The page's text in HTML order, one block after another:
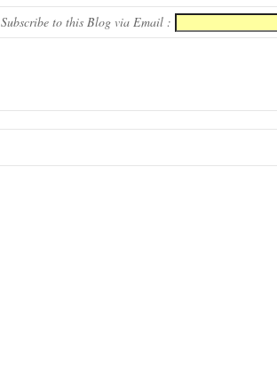
Subscribe to this Blog via Email :